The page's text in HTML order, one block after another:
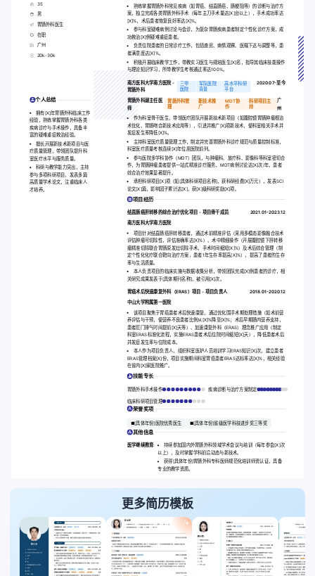
35
男
胃肠外科医生
在职
广州
20k-30k
个人总结
拥有[X]年胃肠外科临床工作
经验，熟练掌握胃肠外科各类
疾病诊疗与手术操作，具备丰
富的疑难重症救治经验。
擅长开展新技术新项目与医
疗质量管理，带领团队提升科
室医疗水平与服务质量。
科研与教学能力突出，主持
参与多项科研项目，发表多篇
高质量学术论文，注重临床人
才培养。
熟练掌握胃肠外科常见疾病（如胃癌、结直肠癌、肠梗阻等）的诊断与治疗方
案，独立完成各类胃肠外科手术（每年主刀手术量达[X]台以上），手术成功率达
[X]%，术后患者恢复良好率达[X]%。
参与科室疑难病例讨论与会诊，为复杂胃肠疾病患者制定个性化诊疗方案，成
功救治[X]例疑难重症患者。
负责住院患者的日常诊疗工作，包括查房、病情观察、医嘱下达与调整等，患
者满意度达[X]%。
积极开展临床教学工作，带教实习医生与规培医生[X]名，指导其临床技能操作
与理论知识学习，所带教学生考核通过率达100%。
南方医科大学南方医院 -
胃肠外科
三甲
医院
军队医院
背景
高水平科研
平台
2020.07-至今
胃肠外科副主任医
师
胃肠外科管
理
新技术推
广
MDT协
作
科研项目主
持
广
州
作为科室骨干医生，带领医疗团队开展新技术新项目（如腹腔镜胃肠肿瘤根治
术优化、胃肠吻合新技术应用等），引进并推广[X]项新技术，使科室相关手术并
发症发生率降低[X]%。
主持科室医疗质量管理工作，制定并完善胃肠外科诊疗规范与质量控制标准，
科室医疗质量考核连续[X]年位居医院前列。
参与医院多学科协作（MDT）团队，与肿瘤科、放疗科、影像科等科室密切合
作，为胃肠肿瘤患者提供一站式精准诊疗服务，MDT病例讨论达[X]次/年，患者
综合治疗效果显著提升。
承担科研项目[X]项（如[具体科研项目名称]，获科研经费[X]万元），发表SCI
论文[X]篇，影响因子累计达[X]，获[X]级科研奖励[X]项。
项目经历
结直肠癌肝转移的综合治疗优化项目 - 项目骨干成员
2021.01-2023.12
南方医科大学南方医院
项目针对结直肠癌肝转移患者，通过术前精准评估（采用多模态影像融合技术
评估肿瘤可切除性，评估准确率达[X]%）、术中精细操作（开展腹腔镜下肝转移
瘤精准切除联合胃肠原发灶切除手术，手术时间缩短[X]%）及术后综合管理（制
定个性化化疗联合靶向治疗方案，患者1年生存率提高[X]%），提高了患者的生存
率与生活质量。
本人负责项目的临床实施与数据收集分析，带领团队完成[X]例患者的诊疗，相
关研究成果发表于[具体期刊名称]，被引用[X]次。
胃癌术后快速康复外科（ERAS）项目 - 项目负责人
2018.01-2020.12
中山大学附属第一医院
该项目聚焦于胃癌患者术后快速康复，通过优化围手术期处理措施（如术前营
养评估与干预，使营养不良患者比例从[X]%降至[X]%；术后早期肠内营养支持，
患者肛门排气时间提前[X]天等）、加速康复外科（ERAS）理念推广应用（制定
科室ERAS标准化流程，实施ERAS患者术后住院时间缩短[X]天），降低患者术后
并发症发生率与住院成本。
本人作为项目负责人，组织科室医护人员培训学习ERAS知识[X]次，建立患者
ERAS管理档案[X]份，项目实施期间科室胃癌患者ERAS达标率达[X]%，相关经验
在省内[X]家医院推广。
技能专长
胃肠外科手术操作 疾病诊断与治疗方案制定
临床科研项目管理
荣誉奖项
[具体年份]医院优秀医生 [具体年份]省级医学科技进步奖三等奖
其他信息
医学继续教育:
持续参加国内外胃肠外科领域学术会议与培训（每年参会[X]次
以上），及时掌握学科前沿动态与新技术。
获得[具体年份]胃肠外科专科医师规范化培训师资认证，具备
专业的教学资质。
更多简历模板